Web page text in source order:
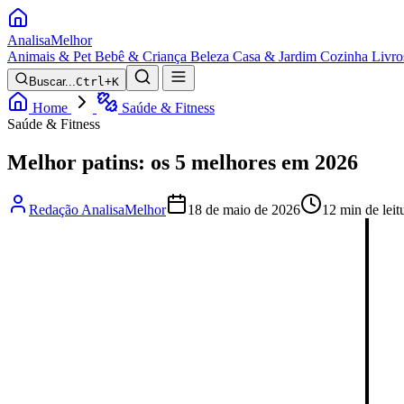
AnalisaMelhor
Animais & Pet Bebê & Criança Beleza Casa & Jardim Cozinha
Buscar...Ctrl+K
Home
Saúde & Fitness
Saúde & Fitness
Melhor patins: os 5 melhores em 2026
Redação AnalisaMelhor 18 de maio de 2026 12 min de